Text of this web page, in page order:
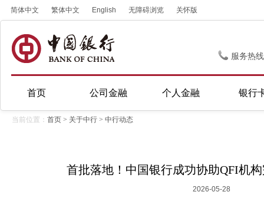
简体中文 繁体中文 English 无障碍浏览 关怀版
服务热
首页 公司金融 个人金融 银行
当前位置： 首页 > 关于中行 > 中行动态
首批落地！中国银行成功协助QFI机
2026-05-28